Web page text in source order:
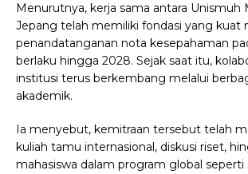
Menurutnya, kerja sama antara Unismuh
Jepang telah memiliki fondasi yang kuat
penandatanganan nota kesepahaman
berlaku hingga 2028. Sejak saat itu,
institusi terus berkembang melalui
akademik.
Ia menyebut, kemitraan tersebut telah
kuliah tamu internasional, diskusi riset,
mahasiswa dalam program global seperti